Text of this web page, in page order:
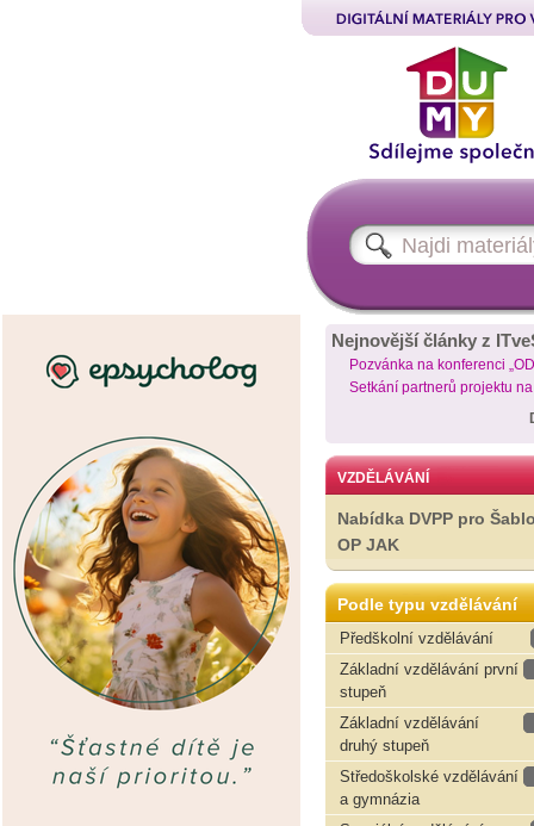
Nejnovější články z
Pozvánka na konferenci
Setkání partnerů projektu
VZDĚLÁVÁNÍ
Nabídka DVPP pro
OP JAK
Podle typu vzdělávání
Předškolní vzdělávání
Základní vzdělávání první
stupeň
Základní vzdělávání
druhý stupeň
Středoškolské vzdělávání
a gymnázia